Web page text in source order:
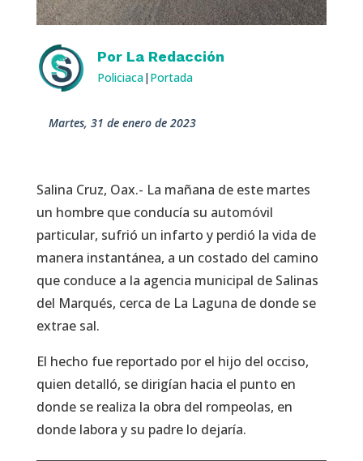
Por La Redacción
Policiaca| Portada
martes, 31 de enero de 2023
Salina Cruz, Oax.- La mañana de este martes
un hombre que conducía su automóvil
particular, sufrió un infarto y perdió la vida de
manera instantánea, a un costado del camino
que conduce a la agencia municipal de Salinas
del Marqués, cerca de La Laguna de donde se
extrae sal.
El hecho fue reportado por el hijo del occiso,
quien detalló, se dirigían hacia el punto en
donde se realiza la obra del rompeolas, en
donde labora y su padre lo dejaría.